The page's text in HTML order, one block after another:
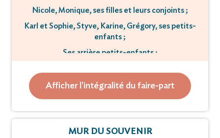
Nicole, Monique, ses filles et leurs conjoints ;
Karl et Sophie, Styve, Karine, Grégory, ses petits-
enfants ;
Ses arrière petits-enfants ;
Son frère Gérard ;
Ses neveux et nièces ;
Ont la tristesse de vous faire part du décès de
Afficher l'intégralité du faire-part
MUR DU SOUVENIR